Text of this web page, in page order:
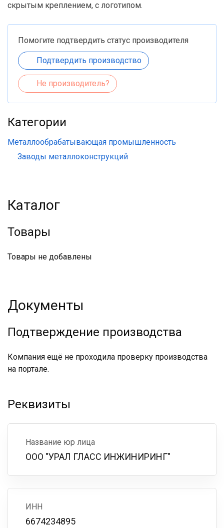
скрытым креплением, с логотипом.
Помогите подтвердить статус производителя
Подтвердить производство
Не производитель?
Категории
Металлообрабатывающая промышленность
Заводы металлоконструкций
Каталог
Товары
Товары не добавлены
Документы
Подтверждение производства
Компания ещё не проходила проверку производства
на портале.
Реквизиты
Название юр лица
ООО "УРАЛ ГЛАСС ИНЖИНИРИНГ"
ИНН
6674234895